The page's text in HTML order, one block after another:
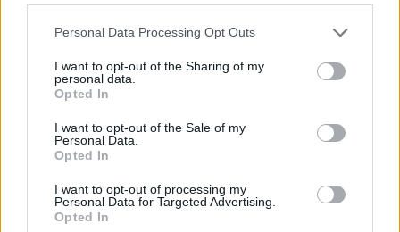
Personal Data Processing Opt Outs
I want to opt-out of the Sharing of my
personal data.
Opted In
I want to opt-out of the Sale of my
Personal Data.
Opted In
I want to opt-out of processing my
Personal Data for Targeted Advertising.
Opted In
6. 8. 2026
Většina koupališť na Příbramsku nabízí výborné
3. 8. 2026